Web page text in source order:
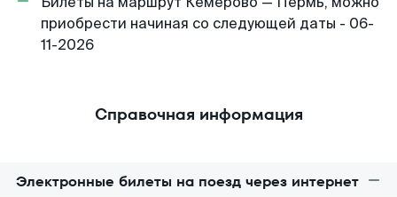
приобрести начиная со следующей даты - 06-
11-2026
Справочная информация
Электронные билеты на поезд через интернет